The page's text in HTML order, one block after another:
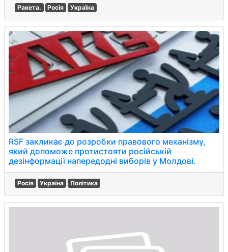
Ракета. Росія Україна
RSF закликає до розробки правового механізму,
який допоможе протистояти російській
дезінформації напередодні виборів у Молдові.
Росія Україна Політика